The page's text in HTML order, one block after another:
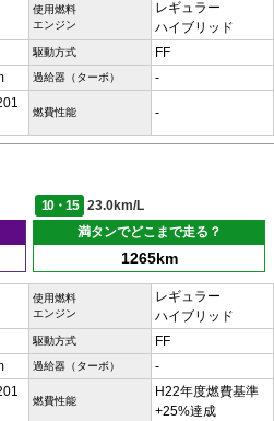
使用燃料
エンジン
レギュラー
ハイブリッド
駆動方式 FF
過給器（ターボ） -
燃費性能 -
10・15
23.0km/L
満タンでどこまで走る？
1265km
使用燃料
エンジン
レギュラー
ハイブリッド
駆動方式 FF
過給器（ターボ） -
燃費性能
H22年度燃費基準
+25%達成